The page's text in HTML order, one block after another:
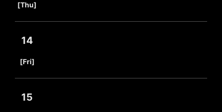
[Thu]
14
[Fri]
15